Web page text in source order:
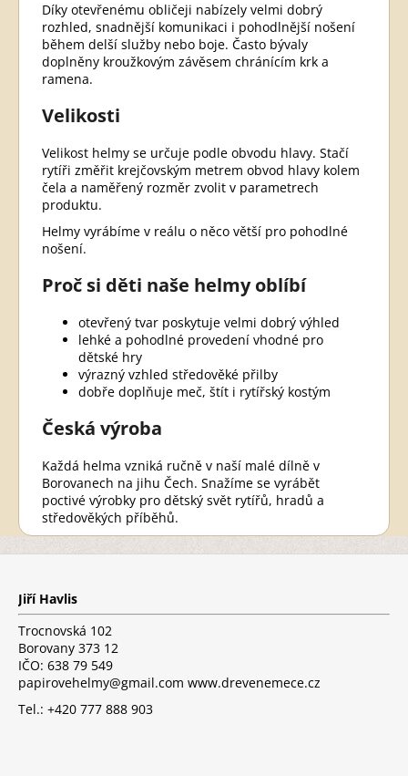
Díky otevřenému obličeji nabízely velmi dobrý
rozhled, snadnější komunikaci i pohodlnější nošení
během delší služby nebo boje. Často bývaly
doplněny kroužkovým závěsem chránícím krk a
ramena.
Velikosti
Velikost helmy se určuje podle obvodu hlavy. Stačí
rytíři změřit krejčovským metrem obvod hlavy kolem
čela a naměřený rozměr zvolit v parametrech
produktu.
Helmy vyrábíme v reálu o něco větší pro pohodlné
nošení.
Proč si děti naše helmy oblíbí
otevřený tvar poskytuje velmi dobrý výhled
lehké a pohodlné provedení vhodné pro
dětské hry
výrazný vzhled středověké přilby
dobře doplňuje meč, štít i rytířský kostým
Česká výroba
Každá helma vzniká ručně v naší malé dílně v
Borovanech na jihu Čech. Snažíme se vyrábět
poctivé výrobky pro dětský svět rytířů, hradů a
středověkých příběhů.
Z
Jiří Havlis
Trocnovská 102
Borovany 373 12
IČO: 638 79 549
papirovehelmy@gmail.com www.drevenemece.cz
Tel.: +420 777 888 903